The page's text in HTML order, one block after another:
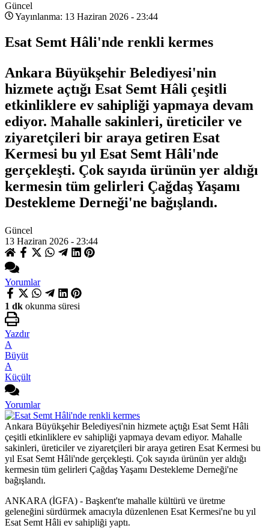
Güncel
Yayınlanma: 13 Haziran 2026 - 23:44
Esat Semt Hâli'nde renkli kermes
Ankara Büyükşehir Belediyesi'nin
hizmete açtığı Esat Semt Hâli çeşitli
etkinliklere ev sahipliği yapmaya devam
ediyor. Mahalle sakinleri, üreticiler ve
ziyaretçileri bir araya getiren Esat
Kermesi bu yıl Esat Semt Hâli'nde
gerçekleşti. Çok sayıda ürünün yer aldığı
kermesin tüm gelirleri Çağdaş Yaşamı
Destekleme Derneği'ne bağışlandı.
Güncel
13 Haziran 2026 - 23:44
Yorumlar
1 dk okunma süresi
Yazdır
A
Büyüt
A
Küçült
Yorumlar
Ankara Büyükşehir Belediyesi'nin hizmete açtığı Esat Semt Hâli
çeşitli etkinliklere ev sahipliği yapmaya devam ediyor. Mahalle
sakinleri, üreticiler ve ziyaretçileri bir araya getiren Esat Kermesi bu
yıl Esat Semt Hâli'nde gerçekleşti. Çok sayıda ürünün yer aldığı
kermesin tüm gelirleri Çağdaş Yaşamı Destekleme Derneği'ne
bağışlandı.
ANKARA (İGFA) - Başkent'te mahalle kültürü ve üretme
geleneğini sürdürmek amacıyla düzenlenen Esat Kermesi'ne bu yıl
Esat Semt Hâli ev sahipliği yaptı.